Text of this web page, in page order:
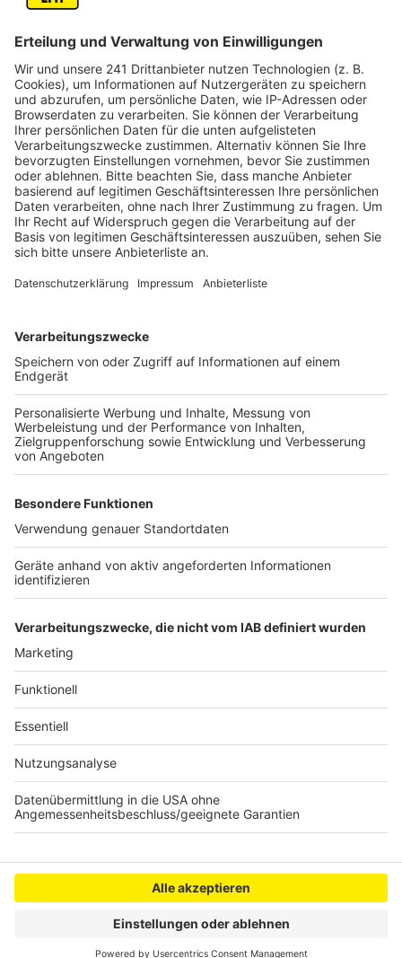
Die Stadt Kerpen hat die Anmeldung für den
Frühjahrsputz 2026 gestartet. Die Aktion, die Ende
Februar stattfindet, soll die Stadt und ihre Ortsteile
von Müll befreien.
Die Teilnehmer haben die Möglichkeit, selbst zu
entscheiden, an welchen Orten sie aktiv werden
möchten. Wie in den Vorjahren stellt die Stadt Kerpen
Müllsäcke und Handschuhe und - so weit möglich -
auch Zangen zur Verfügung. Außerdem werden in den
einzelnen Ortsteilen wieder Sammelstellen
eingerichtet, an denen der gesammelte Müll
abgegeben werden kann.
anmelden, und zwar telefonisch unter 02237 - 58-620
oder per Mail an michaela.rey@stadt-kerpen.de.
Weitere Themen von Rhein und Erft
Transporter in Kerpen aufgebrochen
Prozess um Mord in Kerpener
Flüchtlingsunterkunft gestartet
Schüler aus Kerpen helfen in Nicaragua
Anzeige
Anzeige